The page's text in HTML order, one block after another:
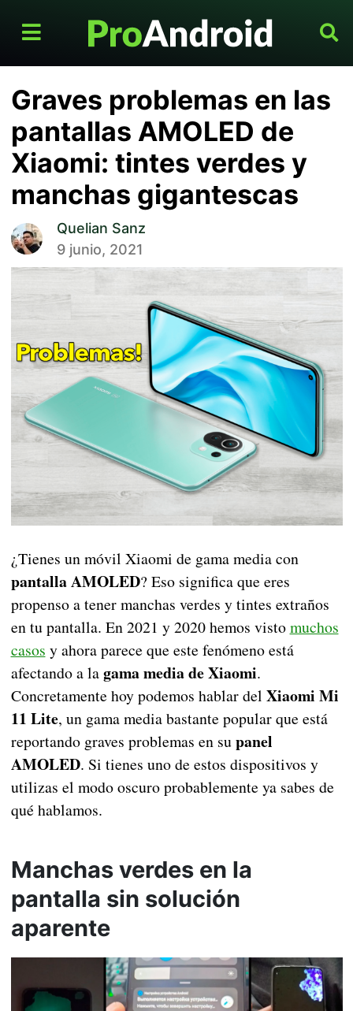
Graves problemas en las
pantallas AMOLED de
Xiaomi: tintes verdes y
manchas gigantescas
Quelian Sanz
9 junio, 2021
¿Tienes un móvil Xiaomi de gama media con
pantalla AMOLED? Eso significa que eres
propenso a tener manchas verdes y tintes extraños
en tu pantalla. En 2021 y 2020 hemos vistomuchos
casos y ahora parece que este fenómeno está
afectando a lagama media de Xiaomi.
Concretamente hoy podemos hablar del Xiaomi Mi
11 Lite, un gama media bastante popular que está
reportando graves problemas en supanel
AMOLED. Si tienes uno de estos dispositivos y
utilizas el modo oscuro probablemente ya sabes de
qué hablamos.
Manchas verdes en la
pantalla sin solución
aparente